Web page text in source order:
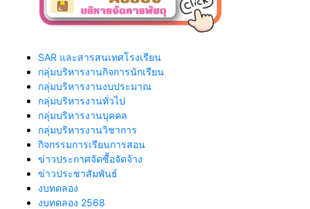
SAR และสารสนเทศโรงเรียน
กลุ่มบริหารงานกิจการนักเรียน
กลุ่มบริหารงานงบประมาณ
กลุ่มบริหารงานทั่วไป
กลุ่มบริหารงานบุคคล
กลุ่มบริหารงานวิชาการ
กิจกรรมการเรียนการสอน
ข่าวประกาศจัดซื้อจัดจ้าง
ข่าวประชาสัมพันธ์
งบทดลอง
งบทดลอง 2568